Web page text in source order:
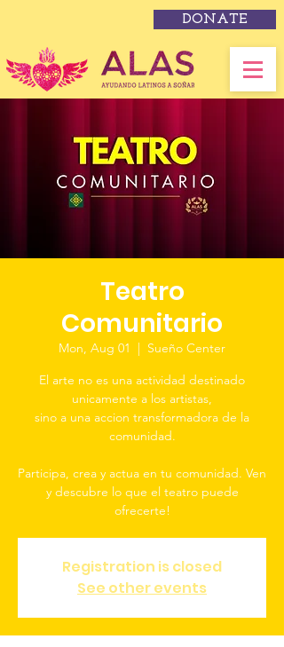
DONATE
Teatro
Comunitario
Mon, Aug 01
  |
Sueño Center
El arte no es una actividad destinado
unicamente a los artistas,
sino a una accion transformadora de la
comunidad.
Participa, crea y actua en tu comunidad. Ven
y descubre lo que el teatro puede
Registration is closed
See other events